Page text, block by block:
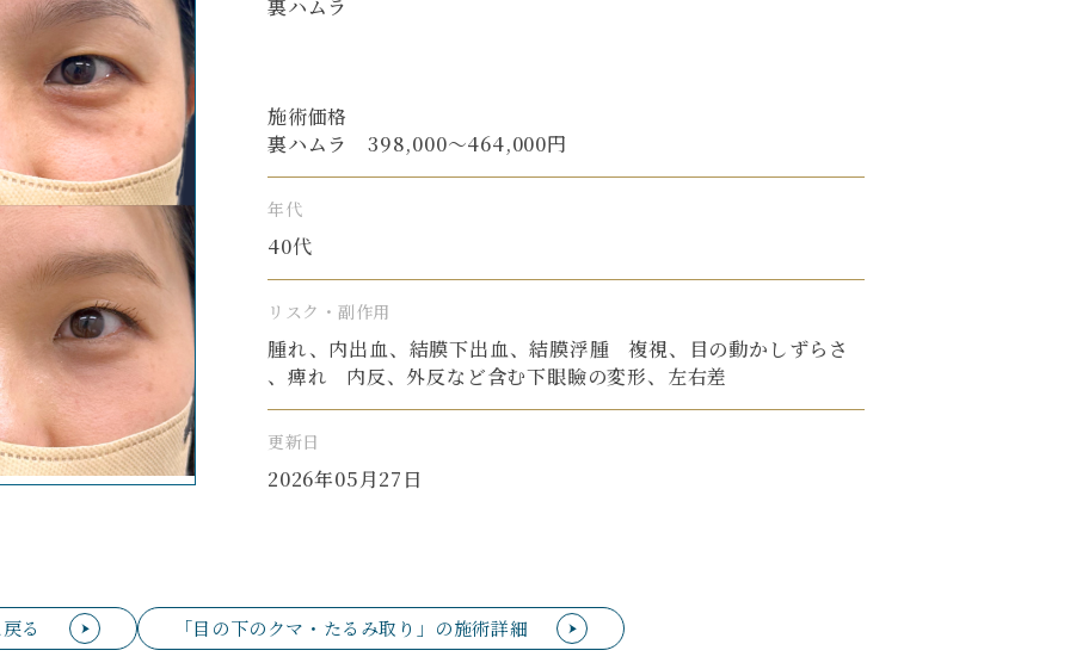
裏ハムラ
施術価格
裏ハムラ 398,000〜464,000円
年代
40代
リスク・副作用
腫れ、内出血、結膜下出血、結膜浮腫 複視、目の動かしずらさ
、痺れ 内反、外反など含む下眼瞼の変形、左右差
更新日
2026年05月27日
る 「目の下のクマ・たるみ取り」の施術詳細